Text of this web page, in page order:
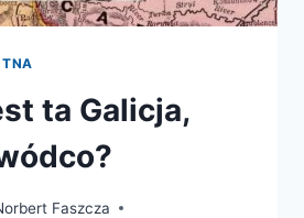
ta Galicja,
Faszcza